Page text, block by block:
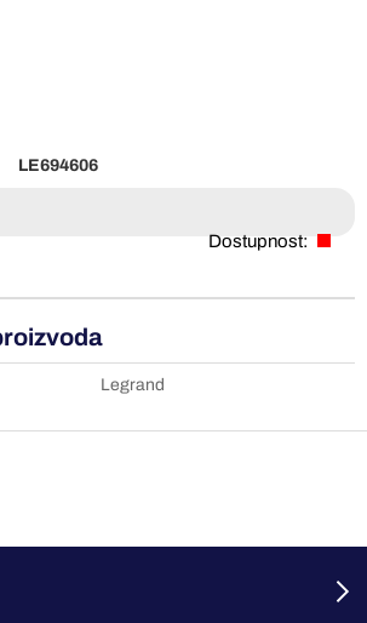
LE694606
Dostupnost:
Legrand